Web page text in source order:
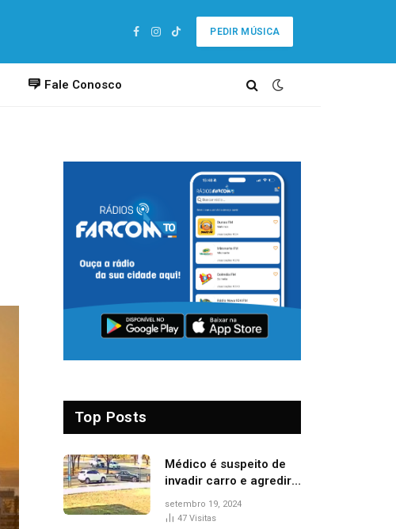
Facebook
Instagram
TikTok
PEDIR MÚSICA
Fale Conosco
Top Posts
Médico é suspeito de
invadir carro e agredir
delegado aposentado
durante confusão no
setembro 19, 2024
47 Visitas